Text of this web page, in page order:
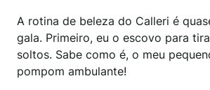
A rotina de beleza do Calleri é
gala. Primeiro, eu o escovo para
soltos. Sabe como é, o meu
pompom ambulante!